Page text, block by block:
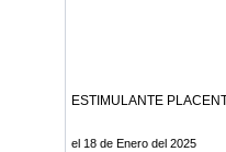
ESTIMULANTE
el 18 de Enero del 2025